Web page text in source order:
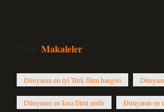
Tarih: Makaleler
Dünyanın en iyi Türk filmi hangisi
Dünyanın en kısa filmi nedir Dünyanın en